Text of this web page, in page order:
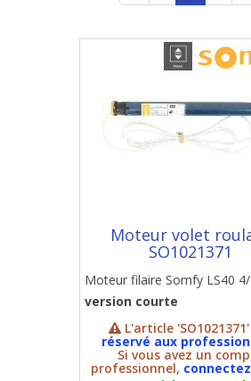
Moteur volet
SO1021371
Moteur filaire Somfy LS40
version courte
L'article
réservé aux
Si vous avez un
professionnel,